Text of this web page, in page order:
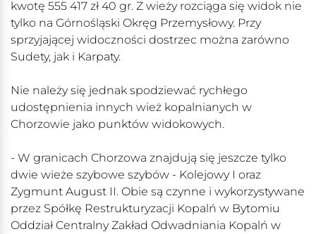
kwotę 555 417 zł 40 gr. Z wieży rozciąga się widok nie
tylko na Górnośląski Okręg Przemysłowy. Przy
sprzyjającej widoczności dostrzec można zarówno
Sudety, jak i Karpaty.
Nie należy się jednak spodziewać rychłego
udostępnienia innych wież kopalnianych w
Chorzowie jako punktów widokowych.
- W granicach Chorzowa znajdują się jeszcze tylko
dwie wieże szybowe szybów - Kolejowy I oraz
Zygmunt August II. Obie są czynne i wykorzystywane
przez Spółkę Restrukturyzacji Kopalń w Bytomiu
Oddział Centralny Zakład Odwadniania Kopalń w